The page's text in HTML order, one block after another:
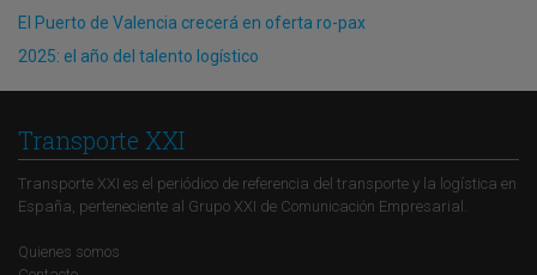
El Puerto de Valencia crecerá en oferta ro-pax
2025: el año del talento logístico
Transporte XXI
Transporte XXI es el periódico de referencia del transporte y la logística en
España, perteneciente al Grupo XXI de Comunicación Empresarial.
Quienes somos